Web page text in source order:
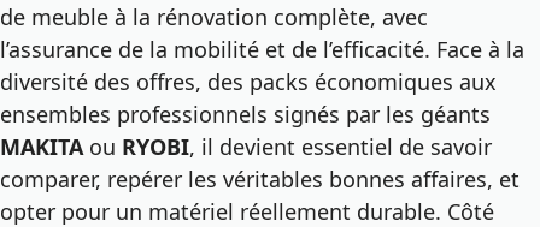
de meuble à la rénovation complète, avec
l’assurance de la mobilité et de l’efficacité. Face à la
diversité des offres, des packs économiques aux
ensembles professionnels signés par les géants
MAKITAou RYOBI, il devient essentiel de savoir
comparer, repérer les véritables bonnes affaires, et
opter pour un matériel réellement durable. Côté